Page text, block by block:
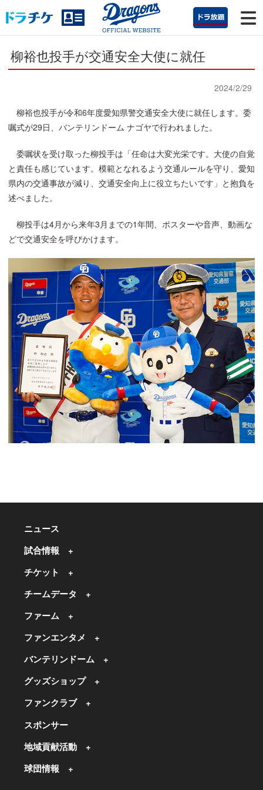
柳裕也投手が交通安全大使に就任
2024/2/29
柳裕也投手が令和6年度愛知県警交通安全大使に就任します。委
嘱式が29日、バンテリンドーム ナゴヤで行われました。
委嘱状を受け取った柳投手は「任命は大変光栄です。大使の自覚
と責任も感じています。模範となれるよう交通ルールを守り、愛知
県内の交通事故が減り、交通安全向上に役立ちたいです」と抱負を
述べました。
柳投手は4月から来年3月までの1年間、ポスターや音声、動画な
どで交通安全を呼びかけます。
ニュース
試合情報
チケット
チームデータ
ファーム
ファンエンタメ
バンテリンドーム
グッズショップ
ファンクラブ
スポンサー
地域貢献活動
球団情報